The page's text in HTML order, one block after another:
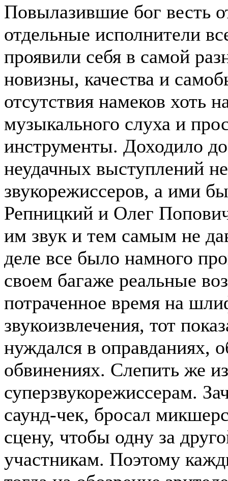
Повылазившие бог весть
отдельные исполнители
проявили себя в самой
новизны, качества и
отсутствия намеков хоть
музыкального слуха и
инструменты. Доходило
неудачных выступлений
звукорежиссеров, а ими
Репницкий и Олег
им звук и тем самым не
деле все было намного
своем багаже реальные
потраченное время на
звукоизвлечения, тот
нуждался в оправданиях,
обвинениях. Слепить же
суперзвукорежиссерам.
саунд-чек, бросал
сцену, чтобы одну за
участникам. Поэтому